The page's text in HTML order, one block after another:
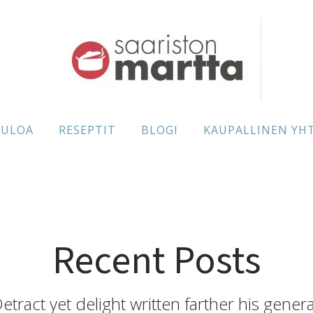
RESEPTIT BLOGI KAUPALLINEN
Recent Posts
yet delight written farther his